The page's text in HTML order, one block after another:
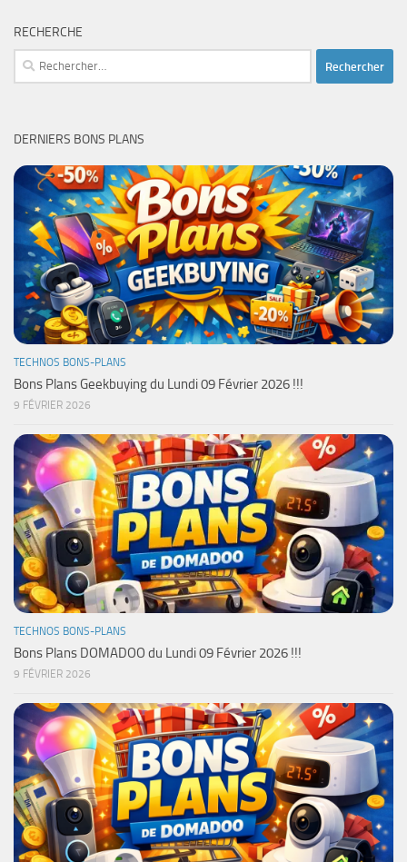
RECHERCHE
Rechercher :
DERNIERS BONS PLANS
TECHNOS BONS-PLANS
Bons Plans Geekbuying du Lundi 09 Février 2026 !!!
9 FÉVRIER 2026
TECHNOS BONS-PLANS
Bons Plans DOMADOO du Lundi 09 Février 2026 !!!
9 FÉVRIER 2026